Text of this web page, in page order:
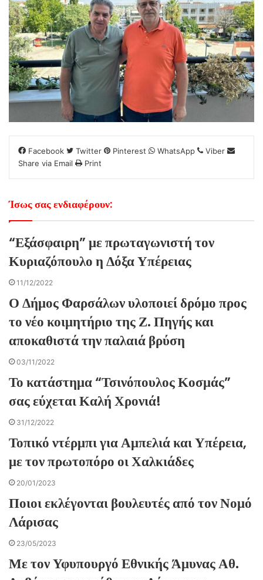
Facebook Twitter Pinterest WhatsApp
Viber
Share via Email
Print
Ίσως σας ενδιαφέρουν:
“Εξάσφαιρη” με πρωταγωνιστή τον
Κυριαζόπουλο η Δόξα Υπέρειας
11/12/2022
Ο Δήμος Φαρσάλων υλοποιεί δρόμο προς
το νέο κοιμητήριο της Ζ. Πηγής και
αποκαθιστά την παλαιά βρύση
03/11/2022
Το κατάστημα “Τσινόπουλος Κοσμάς”
σας εύχεται Καλή Χρονιά!
31/12/2022
Τοπικό ντέρμπι για Αμπελιά και Υπέρεια,
με τον πρωτοπόρο οι Χαλκιάδες
20/01/2023
Ποιοι εκλέγονται βουλευτές από τον Νομό
Λάρισας
23/05/2023
Με τον Υφυπουργό Εθνικής Άμυνας Αθ.